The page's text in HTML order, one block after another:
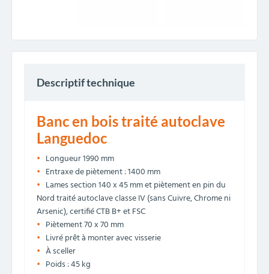
Descriptif technique
Banc en bois traité autoclave
Languedoc
Longueur 1990 mm
Entraxe de piètement : 1400 mm
Lames section 140 x 45 mm et piètement en pin du
Nord traité autoclave classe IV (sans Cuivre, Chrome ni
Arsenic), certifié CTB B+ et FSC
Piètement 70 x 70 mm
Livré prêt à monter avec visserie
À sceller
Poids : 45 kg